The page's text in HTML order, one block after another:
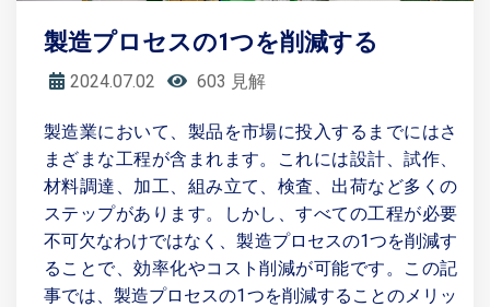
製造プロセスの1つを削減する
2024.07.02 603 見解
製造業において、製品を市場に投入するまでにはさ
まざまな工程が含まれます。これには設計、試作、
材料調達、加工、組み立て、検査、出荷など多くの
ステップがあります。しかし、すべての工程が必要
不可欠なわけではなく、製造プロセスの1つを削減す
ることで、効率化やコスト削減が可能です。この記
事では、製造プロセスの1つを削減することのメリッ